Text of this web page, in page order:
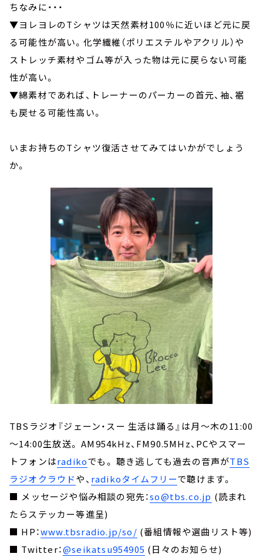
ちなみに・・・
▼ヨレヨレのTシャツは天然素材100％に近いほど元に戻
る可能性が高い。化学繊維（ポリエステルやアクリル）や
ストレッチ素材やゴム等が入った物は元に戻らない可能
性が高い。
▼綿素材であれば、トレーナーのパーカーの首元、袖、裾
も戻せる可能性高い。
いまお持ちのTシャツ復活させてみてはいかがでしょう
か。
TBSラジオ『ジェーン・スー 生活は踊る』は月～木の11:00
～14:00生放送。 AM954kHz、FM90.5MHz、PCやスマー
トフォンはradikoでも。 聴き逃しても過去の音声がTBS
ラジオクラウドや、 radikoタイムフリーで聴けます。
■ メッセージや悩み相談の宛先：so@tbs.co.jp (読まれ
たらステッカー等進呈)
■ HP：www.tbsradio.jp/so/ (番組情報や選曲リスト等)
■ Twitter：@seikatsu954905 (日々のお知らせ)